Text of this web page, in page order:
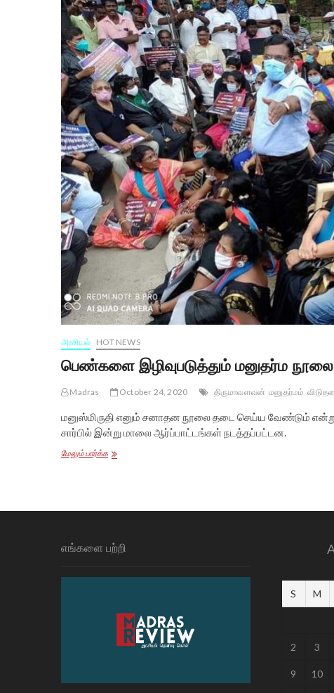
பேரு
அரெஸ்டா?
கடுப்பான
நெட்டிசன்கள்
அரசியல் HOT NEWS
பெண்களை இழிவுபடுத்தும் மனுதர்ம
Madras October 24, 2020 திருமாவளவன் மனுதர்மம்
மனுஸ்மிருதி எனும் சனாதன நூலை தடை செய்ய வேண்டும் என்று
சார்பில் இன்று மாலை ஆர்ப்பாட்டங்கள் நடத்தப்பட்டன.
மேலும் பார்க்கபெண்களை
முழுவதும்
ஆர்ப்பாட்டம்
எங்களை பற்றி
S M
2 3
9 10